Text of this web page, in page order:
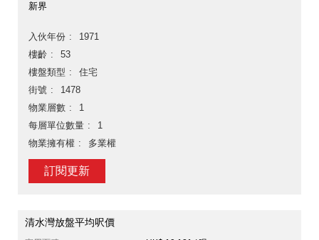
新界
入伙年份
1971
樓齡
53
樓盤類型
住宅
街號
1478
物業層數
1
每層單位數量
1
物業擁有權
多業權
訂閱更新
清水灣放盤平均呎價